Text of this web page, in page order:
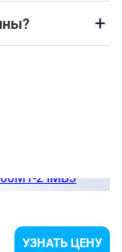
+
УЗНАТЬ ЦЕНУ